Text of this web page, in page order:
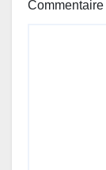
Commentaire